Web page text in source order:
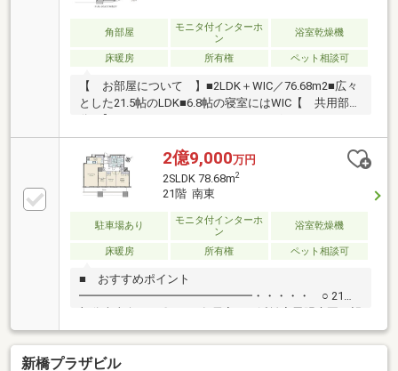
向き住戸○ ビルトインエアコン設置○ 約1.9帖のシュー
ズインクローゼット有○ 1317サイズのユニットバス
角部屋
モニタ付インターホ
ン
浴室乾燥機
床暖房 所有権 ペット相談可
【 お部屋について 】■2LDK＋WIC／76.68m2■広々
とした21.5帖のLDK■6.8帖の寝室にはWIC【 共用部
分 】■フィットネス（ライトウイング4F）■スカイス
イート・オーシャンビュー（ライトウイング26F・
27F）■スカイスイート・シティビュー（レフトウイン
グ26F）■ビジネスセンター（レフトウイング1F）■ピ
アノスタジオ（レフトウイング1F）■各階ゴミステー
ション 24時間ゴミ出し可能■ペット用足洗い場（サ
ブエントランス）
2億9,000万円
2SLDK 78.68m2
21階 南東
駐車場あり
モニタ付インターホ
ン
浴室乾燥機
床暖房 所有権 ペット相談可
■ おすすめポイント
━━━━━━━━━━━━━━━・・・・・ ○ 21階
部分南東向き 〇 LD、各居室から浜離宮恩賜庭園を望
む眺望。座ったままでも庭園の緑を感じられる住戸位
置です。 ○ LD、各居室がバルコニーに面したワイド
スパンの間取り ○ 専有面積78.68平米、2LDK＋
新橋プラザビル